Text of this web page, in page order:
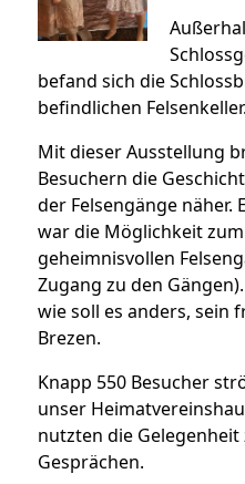
befand sich die
befindlichen Felsenkeller.
Mit dieser Ausstellung
Besuchern die
der Felsengänge
war die Möglichkeit
geheimnisvollen
Zugang zu den
wie soll es anders, sein
Brezen.
Knapp 550 Besucher
unser
nutzten die Gelegenheit
Gesprächen.